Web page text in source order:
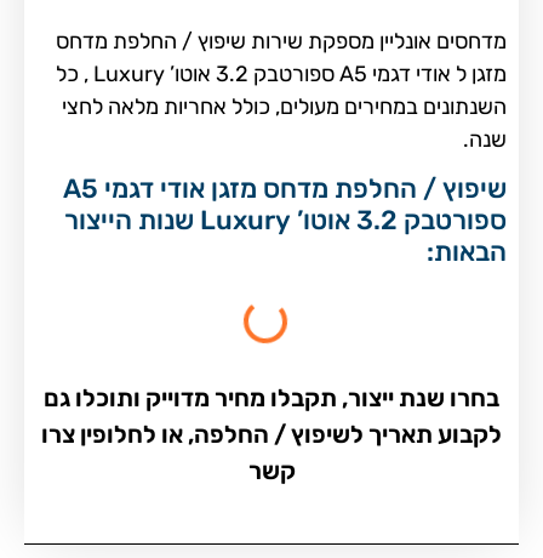
מדחסים אונליין מספקת שירות שיפוץ / החלפת מדחס
מזגן ל אודי דגמי A5 ספורטבק 3.2 אוטו’ Luxury , כל
השנתונים במחירים מעולים, כולל אחריות מלאה לחצי
שנה.
שיפוץ / החלפת מדחס מזגן אודי דגמי A5
ספורטבק 3.2 אוטו’ Luxury שנות הייצור
הבאות:
בחרו שנת ייצור, תקבלו מחיר מדוייק ותוכלו גם
לקבוע תאריך לשיפוץ / החלפה, או לחלופין צרו
קשר